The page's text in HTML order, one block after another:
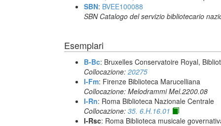
SBN: BVEE100088
SBN Catalogo del servizio bibliotecario
Esemplari
B-Bc: Bruxelles Conservatoire Royal,
Collocazione: 20275
I-Fm: Firenze Biblioteca Marucelliana
Collocazione: Melodrammi Mel.2200.08
I-Rn: Roma Biblioteca Nazionale Centrale
Collocazione: 35. 6.H.16.01
I-Rsc: Roma Biblioteca musicale